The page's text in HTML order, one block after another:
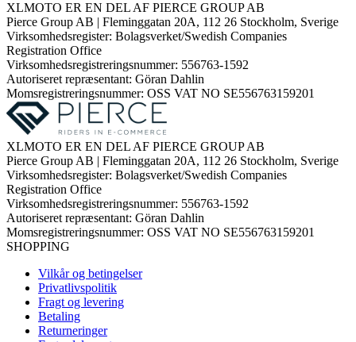
XLMOTO ER EN DEL AF PIERCE GROUP AB
Pierce Group AB | Fleminggatan 20A, 112 26 Stockholm, Sverige
Virksomhedsregister: Bolagsverket/Swedish Companies
Registration Office
Virksomhedsregistreringsnummer: 556763-1592
Autoriseret repræsentant: Göran Dahlin
Momsregistreringsnummer: OSS VAT NO SE556763159201
XLMOTO ER EN DEL AF PIERCE GROUP AB
Pierce Group AB | Fleminggatan 20A, 112 26 Stockholm, Sverige
Virksomhedsregister: Bolagsverket/Swedish Companies
Registration Office
Virksomhedsregistreringsnummer: 556763-1592
Autoriseret repræsentant: Göran Dahlin
Momsregistreringsnummer: OSS VAT NO SE556763159201
SHOPPING
Vilkår og betingelser
Privatlivspolitik
Fragt og levering
Betaling
Returneringer